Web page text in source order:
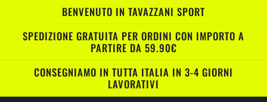
direttamenteBENVENUTO IN TAVAZZANI SPORT
SPEDIZIONE GRATUITA PER ORDINI CON IMPORTO A
PARTIRE DA 59.90€
CONSEGNIAMO IN TUTTA ITALIA IN 3-4 GIORNI
LAVORATIVI